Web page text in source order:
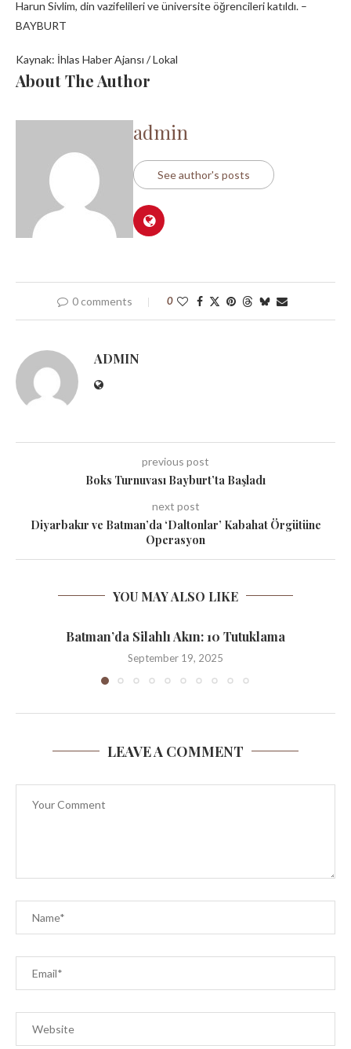
Harun Sivlim, din vazifelileri ve üniversite öğrencileri katıldı. –
BAYBURT
Kaynak: İhlas Haber Ajansı / Lokal
About The Author
admin
See author's posts
0 comments 0
ADMIN
previous post
Boks Turnuvası Bayburt’ta Başladı
next post
Diyarbakır ve Batman’da ‘Daltonlar’ Kabahat Örgütüne
Operasyon
YOU MAY ALSO LIKE
Batman’da Silahlı Akın: 10 Tutuklama
September 19, 2025
LEAVE A COMMENT